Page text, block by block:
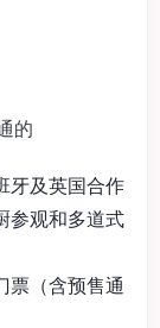
的
牙及英国合作
参观和多道式
票（含预售通